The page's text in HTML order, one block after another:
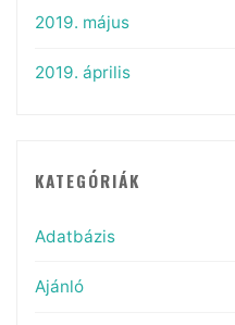
2019. május
2019. április
KATEGÓRIÁK
Adatbázis
Ajánló